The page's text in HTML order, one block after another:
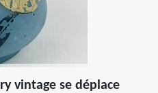
vintage se déplace